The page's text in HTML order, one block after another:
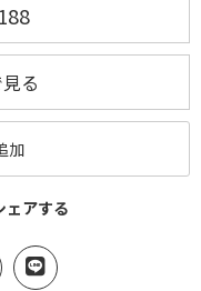
る
加
ェアする